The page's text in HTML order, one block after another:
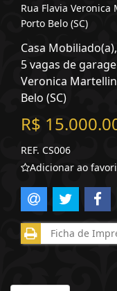
Rua Flavia Veronica
Porto Belo (SC)
Casa
5 vagas de
Veronica
Belo (SC)
R$
REF. CS006
Adicionar ao
Ficha de